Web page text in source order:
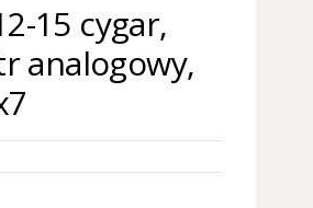
15 cygar,
analogowy,